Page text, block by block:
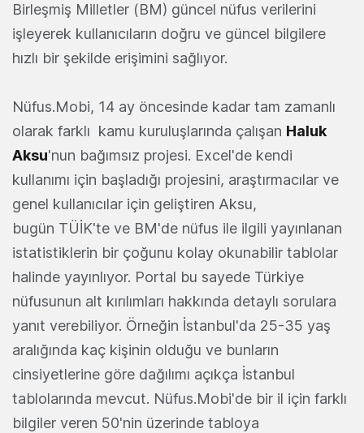
Birleşmiş Milletler (BM) güncel nüfus verilerini
işleyerek kullanıcıların doğru ve güncel bilgilere
hızlı bir şekilde erişimini sağlıyor.
Nüfus.Mobi, 14 ay öncesinde kadar tam zamanlı
olarak farklı kamu kuruluşlarında çalışan Haluk
Aksu'nun bağımsız projesi. Excel'de kendi
kullanımı için başladığı projesini, araştırmacılar ve
genel kullanıcılar için geliştiren Aksu,
bugün TÜİK'te ve BM'de nüfus ile ilgili yayınlanan
istatistiklerin bir çoğunu kolay okunabilir tablolar
halinde yayınlıyor. Portal bu sayede Türkiye
nüfusunun alt kırılımları hakkında detaylı sorulara
yanıt verebiliyor. Örneğin İstanbul'da 25-35 yaş
aralığında kaç kişinin olduğu ve bunların
cinsiyetlerine göre dağılımı açıkça İstanbul
tablolarında mevcut. Nüfus.Mobi'de bir il için farklı
bilgiler veren 50'nin üzerinde tabloya